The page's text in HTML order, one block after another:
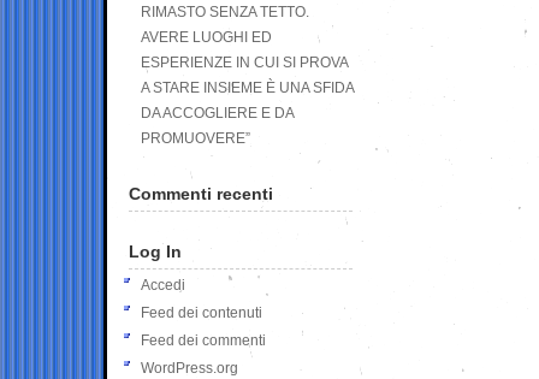
RIMASTO SENZA TETTO.
AVERE LUOGHI ED
ESPERIENZE IN CUI SI PROVA
A STARE INSIEME È UNA SFIDA
DA ACCOGLIERE E DA
PROMUOVERE”
Commenti recenti
Log In
Accedi
Feed dei contenuti
Feed dei commenti
WordPress.org